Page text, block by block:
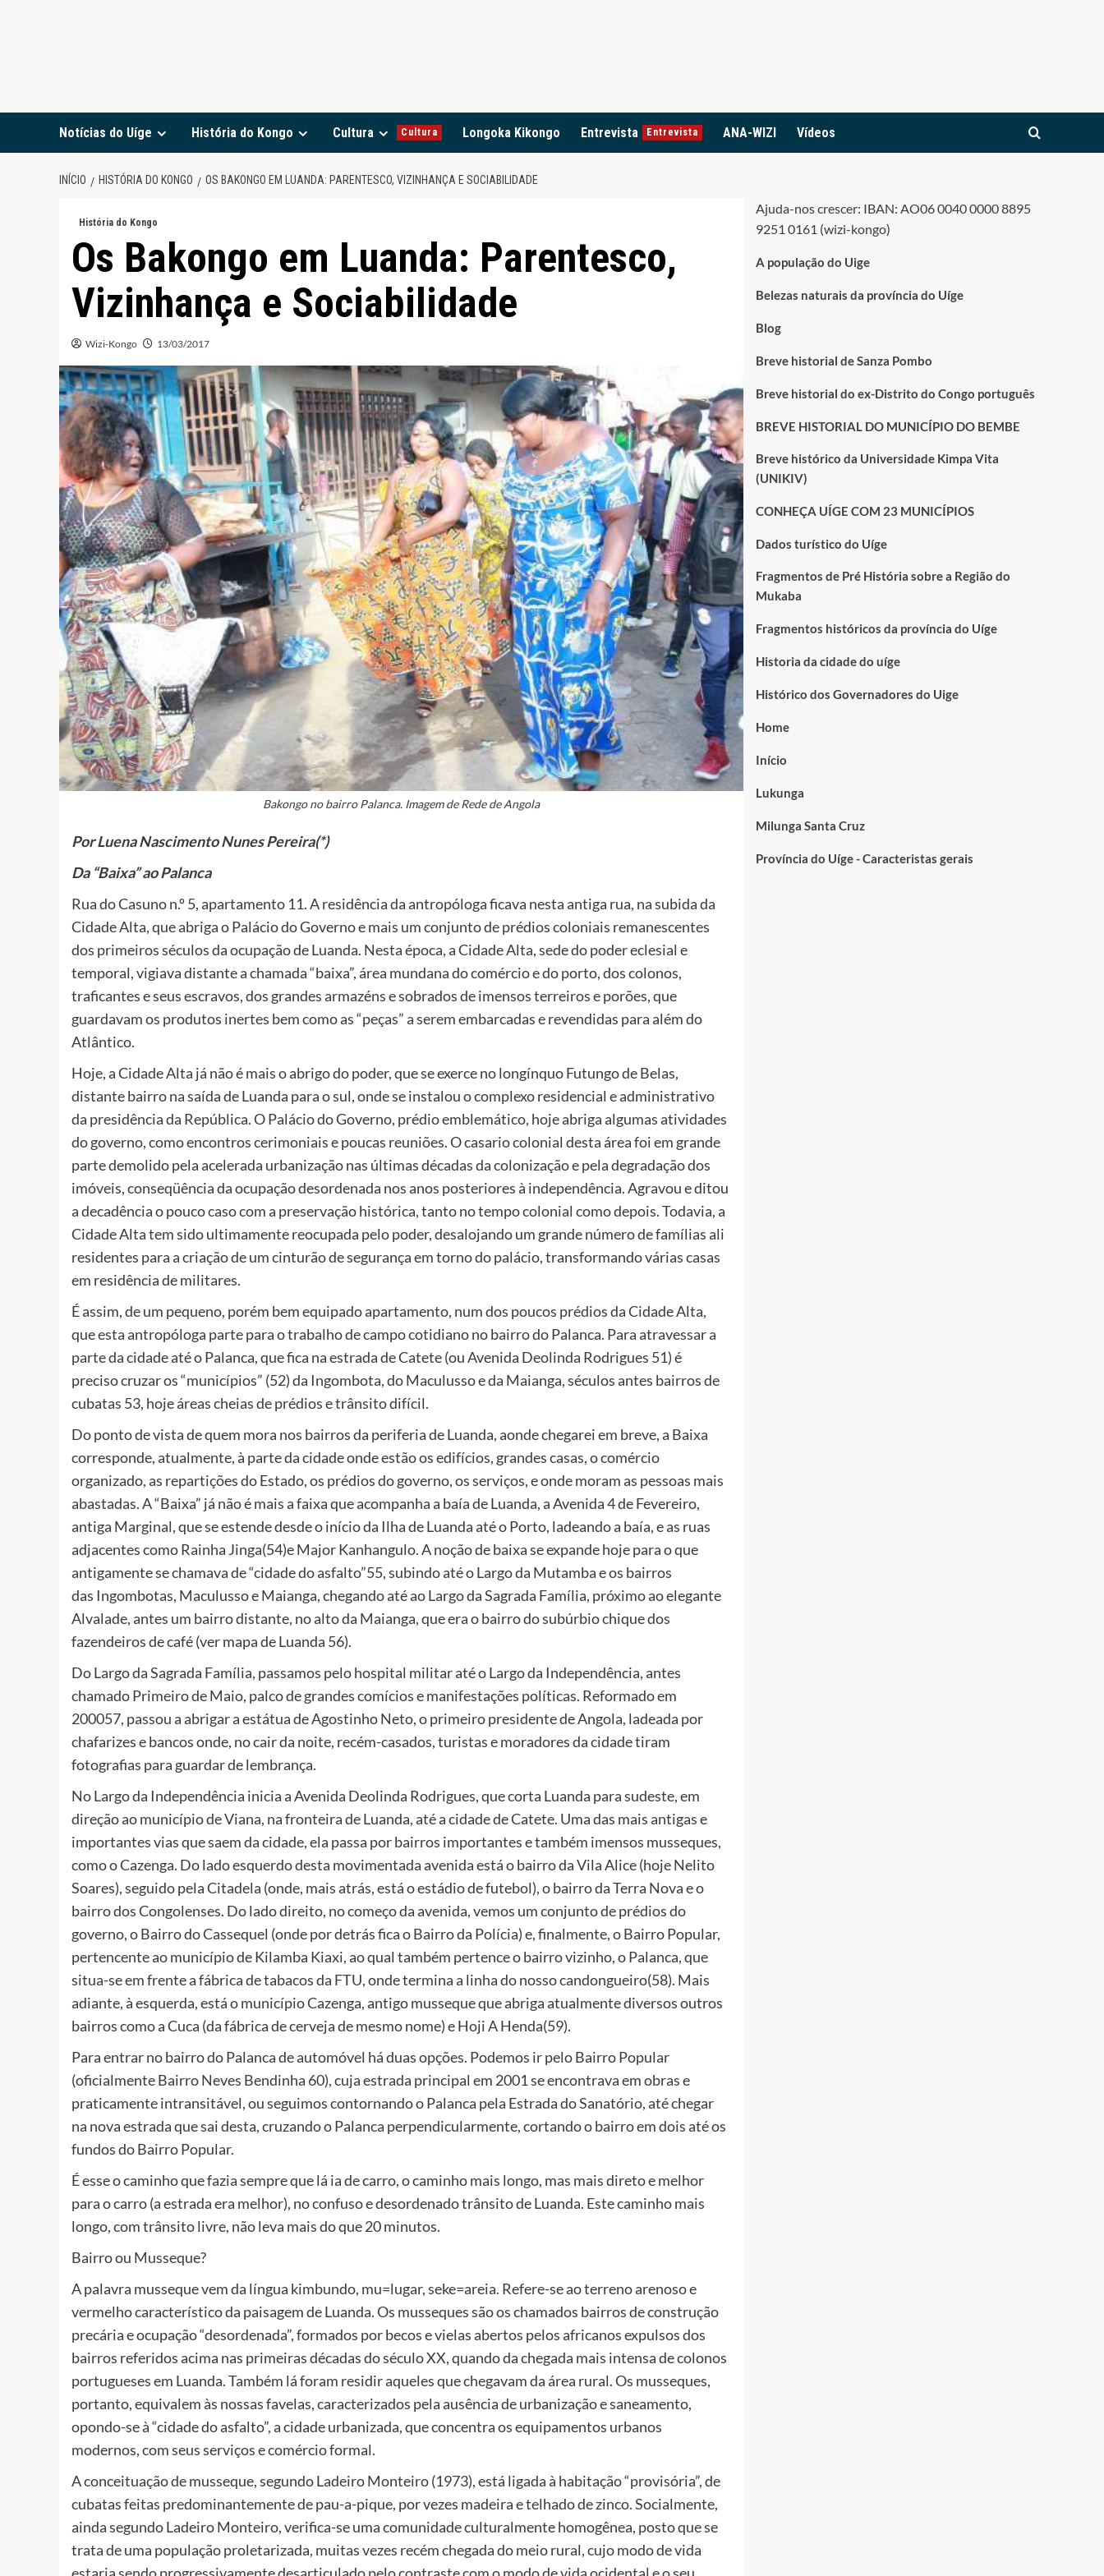
Notícias do Uíge História do Kongo Cultura Cultura Longoka Kikongo Entrevista Entrevista ANA-WIZI Vídeos
INÍCIO HISTÓRIA DO KONGO OS BAKONGO EM LUANDA: PARENTESCO, VIZINHANÇA E SOCIABILIDADE
História do Kongo
Os Bakongo em Luanda: Parentesco,
Vizinhança e Sociabilidade
Wizi-Kongo 13/03/2017
Bakongo no bairro Palanca. Imagem de Rede de Angola
Por Luena Nascimento Nunes Pereira(*)
Da “Baixa” ao Palanca
Rua do Casuno n.º 5, apartamento 11. A residência da antropóloga ficava nesta antiga rua, na subida da
Cidade Alta, que abriga o Palácio do Governo e mais um conjunto de prédios coloniais remanescentes
dos primeiros séculos da ocupação de Luanda. Nesta época, a Cidade Alta, sede do poder eclesial e
temporal, vigiava distante a chamada “baixa”, área mundana do comércio e do porto, dos colonos,
traficantes e seus escravos, dos grandes armazéns e sobrados de imensos terreiros e porões, que
guardavam os produtos inertes bem como as “peças” a serem embarcadas e revendidas para além do
Atlântico.
Hoje, a Cidade Alta já não é mais o abrigo do poder, que se exerce no longínquo Futungo de Belas,
distante bairro na saída de Luanda para o sul, onde se instalou o complexo residencial e administrativo
da presidência da República. O Palácio do Governo, prédio emblemático, hoje abriga algumas atividades
do governo, como encontros cerimoniais e poucas reuniões. O casario colonial desta área foi em grande
parte demolido pela acelerada urbanização nas últimas décadas da colonização e pela degradação dos
imóveis, conseqüência da ocupação desordenada nos anos posteriores à independência. Agravou e ditou
a decadência o pouco caso com a preservação histórica, tanto no tempo colonial como depois. Todavia, a
Cidade Alta tem sido ultimamente reocupada pelo poder, desalojando um grande número de famílias ali
residentes para a criação de um cinturão de segurança em torno do palácio, transformando várias casas
em residência de militares.
É assim, de um pequeno, porém bem equipado apartamento, num dos poucos prédios da Cidade Alta,
que esta antropóloga parte para o trabalho de campo cotidiano no bairro do Palanca. Para atravessar a
parte da cidade até o Palanca, que fica na estrada de Catete (ou Avenida Deolinda Rodrigues 51) é
preciso cruzar os “municípios” (52) da Ingombota, do Maculusso e da Maianga, séculos antes bairros de
cubatas 53, hoje áreas cheias de prédios e trânsito difícil.
Do ponto de vista de quem mora nos bairros da periferia de Luanda, aonde chegarei em breve, a Baixa
corresponde, atualmente, à parte da cidade onde estão os edifícios, grandes casas, o comércio
organizado, as repartições do Estado, os prédios do governo, os serviços, e onde moram as pessoas mais
abastadas. A “Baixa” já não é mais a faixa que acompanha a baía de Luanda, a Avenida 4 de Fevereiro,
antiga Marginal, que se estende desde o início da Ilha de Luanda até o Porto, ladeando a baía, e as ruas
adjacentes como Rainha Jinga(54)e Major Kanhangulo. A noção de baixa se expande hoje para o que
antigamente se chamava de “cidade do asfalto”55, subindo até o Largo da Mutamba e os bairros
das Ingombotas, Maculusso e Maianga, chegando até ao Largo da Sagrada Família, próximo ao elegante
Alvalade, antes um bairro distante, no alto da Maianga, que era o bairro do subúrbio chique dos
fazendeiros de café (ver mapa de Luanda 56).
Do Largo da Sagrada Família, passamos pelo hospital militar até o Largo da Independência, antes
chamado Primeiro de Maio, palco de grandes comícios e manifestações políticas. Reformado em
200057, passou a abrigar a estátua de Agostinho Neto, o primeiro presidente de Angola, ladeada por
chafarizes e bancos onde, no cair da noite, recém-casados, turistas e moradores da cidade tiram
fotografias para guardar de lembrança.
No Largo da Independência inicia a Avenida Deolinda Rodrigues, que corta Luanda para sudeste, em
direção ao município de Viana, na fronteira de Luanda, até a cidade de Catete. Uma das mais antigas e
importantes vias que saem da cidade, ela passa por bairros importantes e também imensos musseques,
como o Cazenga. Do lado esquerdo desta movimentada avenida está o bairro da Vila Alice (hoje Nelito
Soares), seguido pela Citadela (onde, mais atrás, está o estádio de futebol), o bairro da Terra Nova e o
bairro dos Congolenses. Do lado direito, no começo da avenida, vemos um conjunto de prédios do
governo, o Bairro do Cassequel (onde por detrás fica o Bairro da Polícia) e, finalmente, o Bairro Popular,
pertencente ao município de Kilamba Kiaxi, ao qual também pertence o bairro vizinho, o Palanca, que
situa-se em frente a fábrica de tabacos da FTU, onde termina a linha do nosso candongueiro(58). Mais
adiante, à esquerda, está o município Cazenga, antigo musseque que abriga atualmente diversos outros
bairros como a Cuca (da fábrica de cerveja de mesmo nome) e Hoji A Henda(59).
Para entrar no bairro do Palanca de automóvel há duas opções. Podemos ir pelo Bairro Popular
(oficialmente Bairro Neves Bendinha 60), cuja estrada principal em 2001 se encontrava em obras e
praticamente intransitável, ou seguimos contornando o Palanca pela Estrada do Sanatório, até chegar
na nova estrada que sai desta, cruzando o Palanca perpendicularmente, cortando o bairro em dois até os
fundos do Bairro Popular.
É esse o caminho que fazia sempre que lá ia de carro, o caminho mais longo, mas mais direto e melhor
para o carro (a estrada era melhor), no confuso e desordenado trânsito de Luanda. Este caminho mais
longo, com trânsito livre, não leva mais do que 20 minutos.
Bairro ou Musseque?
A palavra musseque vem da língua kimbundo, mu=lugar, seke=areia. Refere-se ao terreno arenoso e
vermelho característico da paisagem de Luanda. Os musseques são os chamados bairros de construção
precária e ocupação “desordenada”, formados por becos e vielas abertos pelos africanos expulsos dos
bairros referidos acima nas primeiras décadas do século XX, quando da chegada mais intensa de colonos
portugueses em Luanda. Também lá foram residir aqueles que chegavam da área rural. Os musseques,
portanto, equivalem às nossas favelas, caracterizados pela ausência de urbanização e saneamento,
opondo-se à “cidade do asfalto”, a cidade urbanizada, que concentra os equipamentos urbanos
modernos, com seus serviços e comércio formal.
A conceituação de musseque, segundo Ladeiro Monteiro (1973), está ligada à habitação “provisória”, de
cubatas feitas predominantemente de pau-a-pique, por vezes madeira e telhado de zinco. Socialmente,
ainda segundo Ladeiro Monteiro, verifica-se uma comunidade culturalmente homogênea, posto que se
trata de uma população proletarizada, muitas vezes recém chegada do meio rural, cujo modo de vida
Ajuda-nos crescer: IBAN: AO06 0040 0000 8895
9251 0161 (wizi-kongo)
A população do Uige
Belezas naturais da província do Uíge
Blog
Breve historial de Sanza Pombo
Breve historial do ex-Distrito do Congo português
BREVE HISTORIAL DO MUNICÍPIO DO BEMBE
Breve histórico da Universidade Kimpa Vita
(UNIKIV)
CONHEÇA UÍGE COM 23 MUNICÍPIOS
Dados turístico do Uíge
Fragmentos de Pré História sobre a Região do
Mukaba
Fragmentos históricos da província do Uíge
Historia da cidade do uíge
Histórico dos Governadores do Uige
Home
Início
Lukunga
Milunga Santa Cruz
Província do Uíge - Caracteristas gerais